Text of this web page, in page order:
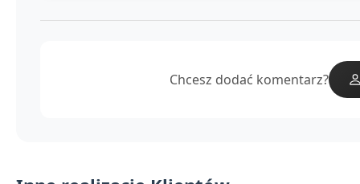
Chcesz dodać komentarz?